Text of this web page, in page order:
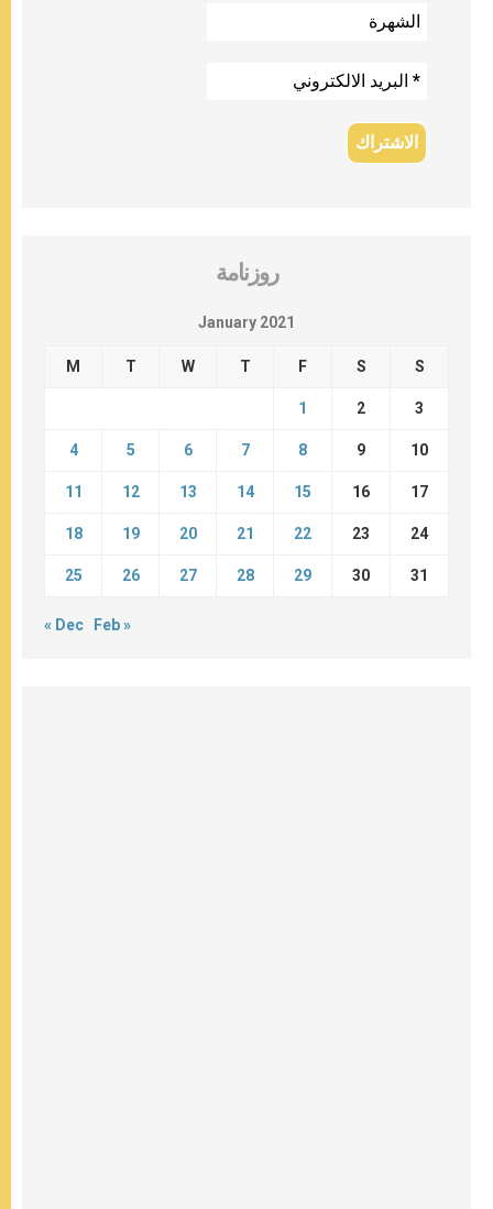
روزنامة
January 2021
M T W T F S S
1 2 3
4 5 6 7 8 9 10
11 12 13 14 15 16 17
18 19 20 21 22 23 24
25 26 27 28 29 30 31
« Dec Feb »